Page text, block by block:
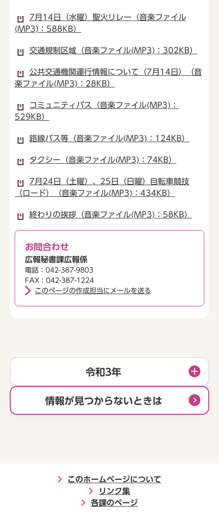
7月14日（水曜）聖火リレー（音楽ファイル
(MP3)：588KB）
交通規制区域（音楽ファイル(MP3)：302KB）
公共交通機関運行情報について（7月14日）（音
楽ファイル(MP3)：28KB）
コミュニティバス（音楽ファイル(MP3)：
529KB）
路線バス等（音楽ファイル(MP3)：124KB）
タクシー（音楽ファイル(MP3)：74KB）
7月24日（土曜）、25日（日曜）自転車競技
（ロード）（音楽ファイル(MP3)：434KB）
終わりの挨拶（音楽ファイル(MP3)：58KB）
お問合わせ
広報秘書課広報係
電話：042-387-9803
FAX：042-387-1224
このページの作成担当にメールを送る
令和3年
情報が見つからないときは
このホームページについて
リンク集
各課のページ